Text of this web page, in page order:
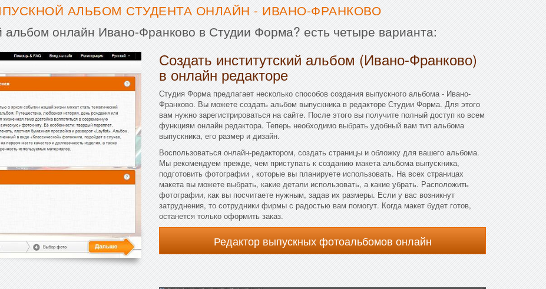
АЛЬБОМ СТУДЕНТА ОНЛАЙН - ИВАНО-ФРАНКОВО
альбом онлайн Ивано-Франково в Студии Форма? есть четыре варианта:
Создать институтский альбом (Ивано-Франково)
в онлайн редакторе
Студия Форма предлагает несколько способов создания выпускного альбома - Ивано-
Франково. Вы можете создать альбом выпускника в редакторе Студии Форма. Для этого
вам нужно зарегистрироваться на сайте. После этого вы получите полный доступ ко всем
функциям онлайн редактора. Теперь необходимо выбрать удобный вам тип альбома
выпускника, его размер и дизайн.
Воспользоваться онлайн-редактором, создать страницы и обложку для вашего альбома.
Мы рекомендуем прежде, чем приступать к созданию макета альбома выпускника,
подготовить фотографии , которые вы планируете использовать. На всех страницах
макета вы можете выбрать, какие детали использовать, а какие убрать. Расположить
фотографии, как вы посчитаете нужным, задав их размеры. Если у вас возникнут
затруднения, то сотрудники фирмы с радостью вам помогут. Когда макет будет готов,
останется только оформить заказ.
Редактор выпускных фотоальбомов онлайн